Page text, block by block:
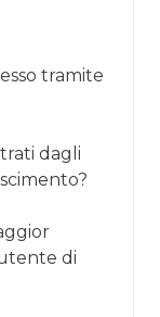
tramite
dagli
di